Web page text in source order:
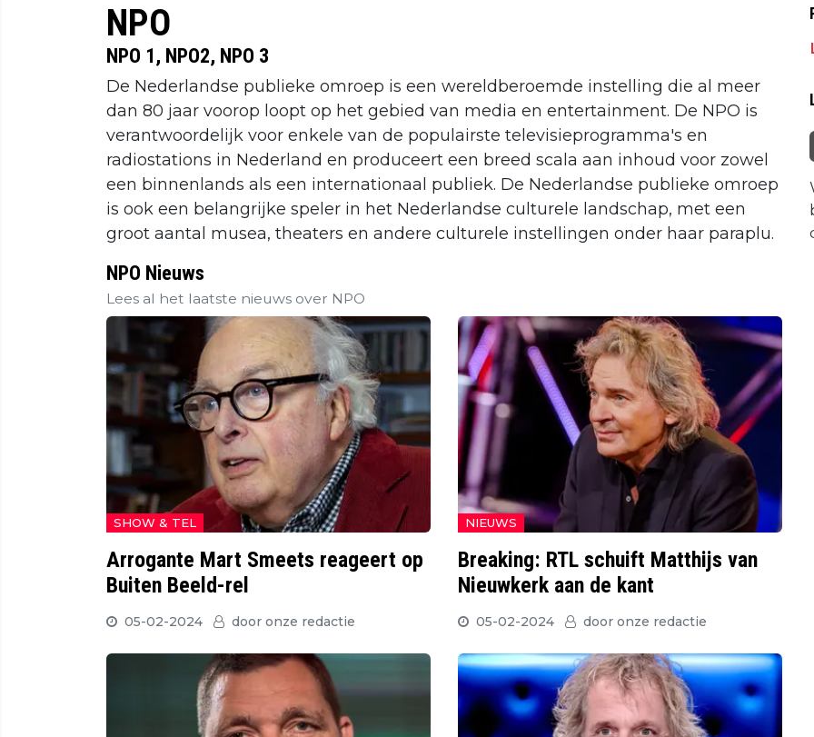
NPO
NPO 1, NPO2, NPO 3
De Nederlandse publieke omroep is een wereldberoemde instelling die al meer
dan 80 jaar voorop loopt op het gebied van media en entertainment. De NPO is
verantwoordelijk voor enkele van de populairste televisieprogramma's en
radiostations in Nederland en produceert een breed scala aan inhoud voor zowel
een binnenlands als een internationaal publiek. De Nederlandse publieke omroep
is ook een belangrijke speler in het Nederlandse culturele landschap, met een
groot aantal musea, theaters en andere culturele instellingen onder haar paraplu.
NPO Nieuws
Lees al het laatste nieuws over NPO
SHOW & TEL
Arrogante Mart Smeets reageert op
Buiten Beeld-rel
05-02-2024 door onze redactie
NIEUWS
Breaking: RTL schuift Matthijs van
Nieuwkerk aan de kant
05-02-2024 door onze redactie